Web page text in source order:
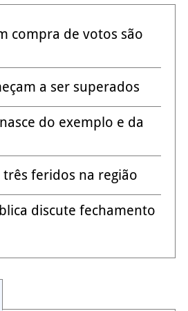
compra de votos são
a ser superados
do exemplo e da
três feridos na região
discute fechamento